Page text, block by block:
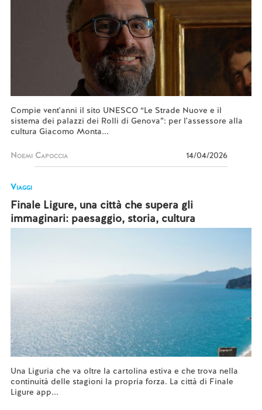
Compie vent'anni il sito UNESCO “Le Strade Nuove e il
sistema dei palazzi dei Rolli di Genova”: per l'assessore alla
cultura Giacomo Monta...
Noemi Capoccia 14/04/2026
Viaggi
Finale Ligure, una città che supera gli
immaginari: paesaggio, storia, cultura
Una Liguria che va oltre la cartolina estiva e che trova nella
continuità delle stagioni la propria forza. La città di Finale
Ligure app...